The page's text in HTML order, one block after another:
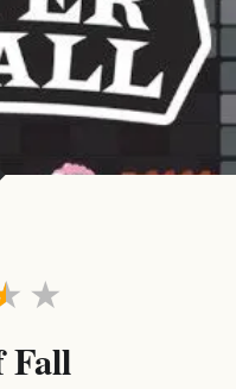
★
Fall